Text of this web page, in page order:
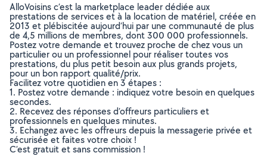
AlloVoisins c’est la marketplace leader dédiée aux
prestations de services et à la location de matériel, créée en
2013 et plébiscitée aujourd’hui par une communauté de plus
de 4,5 millions de membres, dont 300 000 professionnels.
Postez votre demande et trouvez proche de chez vous un
particulier ou un professionnel pour réaliser toutes vos
prestations, du plus petit besoin aux plus grands projets,
pour un bon rapport qualité/prix.
Facilitez votre quotidien en 3 étapes :
1. Postez votre demande : indiquez votre besoin en quelques
secondes.
2. Recevez des réponses d’offreurs particuliers et
professionnels en quelques minutes.
3. Echangez avec les offreurs depuis la messagerie privée et
sécurisée et faites votre choix !
C’est gratuit et sans commission !